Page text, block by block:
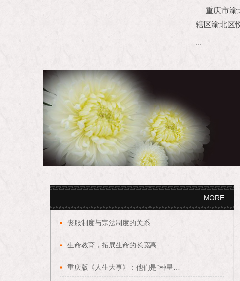
重庆市渝
辖区渝北区
...
MORE
丧服制度与宗法制度的关系
生命教育，拓展生命的长宽高